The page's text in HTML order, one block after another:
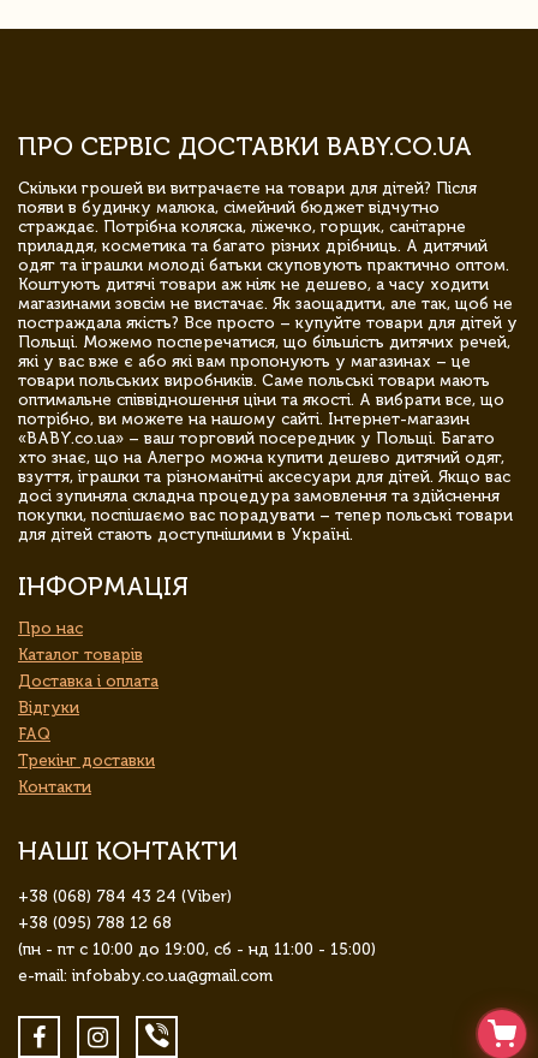
ПРО СЕРВІС ДОСТАВКИ BABY.CO.UA
Скільки грошей ви витрачаєте на товари для дітей? Після
появи в будинку малюка, сімейний бюджет відчутно
страждає. Потрібна коляска, ліжечко, горщик, санітарне
приладдя, косметика та багато різних дрібниць. А дитячий
одяг та іграшки молоді батьки скуповують практично оптом.
Коштують дитячі товари аж ніяк не дешево, а часу ходити
магазинами зовсім не вистачає. Як заощадити, але так, щоб не
постраждала якість? Все просто – купуйте товари для дітей у
Польщі. Можемо посперечатися, що більшість дитячих речей,
які у вас вже є або які вам пропонують у магазинах – це
товари польських виробників. Саме польські товари мають
оптимальне співвідношення ціни та якості. А вибрати все, що
потрібно, ви можете на нашому сайті. Інтернет-магазин
«BABY.co.ua» – ваш торговий посередник у Польщі. Багато
хто знає, що на Алегро можна купити дешево дитячий одяг,
взуття, іграшки та різноманітні аксесуари для дітей. Якщо вас
досі зупиняла складна процедура замовлення та здійснення
покупки, поспішаємо вас порадувати – тепер польські товари
для дітей стають доступнішими в Україні.
ІНФОРМАЦІЯ
Про нас
Каталог товарів
Доставка і оплата
Відгуки
FAQ
Трекінг доставки
Контакти
НАШІ КОНТАКТИ
+38 (068) 784 43 24 (Viber)
+38 (095) 788 12 68
(пн - пт с 10:00 до 19:00, сб - нд 11:00 - 15:00)
e-mail: infobaby.co.ua@gmail.com